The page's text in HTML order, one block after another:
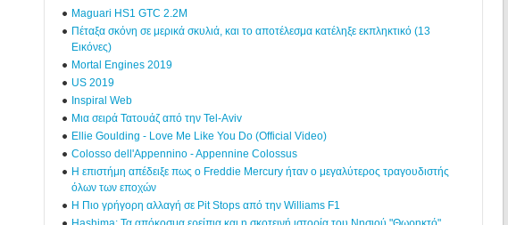
Maguari HS1 GTC 2.2M
Πέταξα σκόνη σε μερικά σκυλιά, και το αποτέλεσμα κατέληξε εκπληκτικό (13
Εικόνες)
Mortal Engines 2019
US 2019
Inspiral Web
Μια σειρά Τατουάζ από την Tel-Aviv
Ellie Goulding - Love Me Like You Do (Official Video)
Colosso dell'Appennino - Appennine Colossus
Η επιστήμη απέδειξε πως ο Freddie Mercury ήταν ο μεγαλύτερος τραγουδιστής
όλων των εποχών
Η Πιο γρήγορη αλλαγή σε Pit Stops από την Williams F1